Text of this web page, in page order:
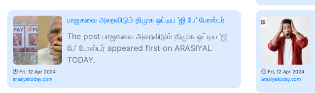
🕑 Fri, 12 Apr 2024
arasiyaltoday.com
பாஜகவை அலறவிடும் திமுக ஒட்டிய ‘ஜி பே’ போஸ்டர்
The post பாஜகவை அலறவிடும் திமுக ஒட்டிய ‘ஜி
பே’ போஸ்டர் appeared first on ARASIYAL
TODAY.
🕑 Fri, 12 Apr 2024
arasiyaltoday.com